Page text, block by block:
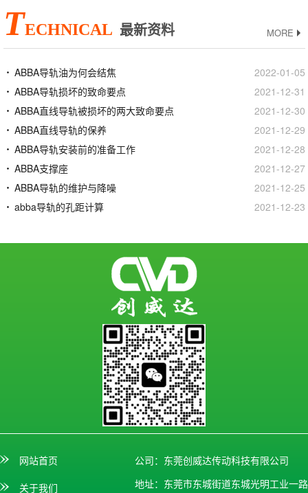
TECHNICAL 最新资料 MORE
ABBA导轨油为何会结焦
2022-01-05
ABBA导轨损坏的致命要点
2021-12-31
ABBA直线导轨被损坏的两大致命要点
2021-12-30
ABBA直线导轨的保养
2021-12-29
ABBA导轨安装前的准备工作
2021-12-28
ABBA支撑座
2021-12-27
ABBA导轨的维护与降噪
2021-12-25
abba导轨的孔距计算
2021-12-23
网站首页
关于我们
公司：东莞创威达传动科技有限公司
地址：东莞市东城街道东城光明工业一路